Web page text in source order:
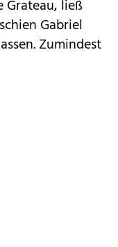
Grateau, ließ
Gabriel
Zumindest